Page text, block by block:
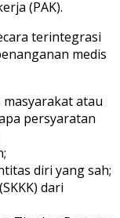
(PAK).
terintegrasi
medis
atau
persyaratan
diri yang sah;
dari